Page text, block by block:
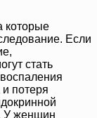
которые
Если
стать
потеря
У женщин